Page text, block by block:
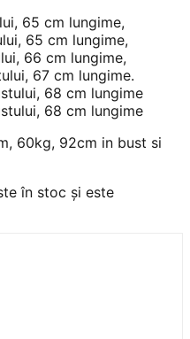
65 cm lungime,
65 cm lungime,
66 cm lungime,
67 cm lungime.
68 cm lungime
68 cm lungime
60kg, 92cm in bust si
în stoc și este